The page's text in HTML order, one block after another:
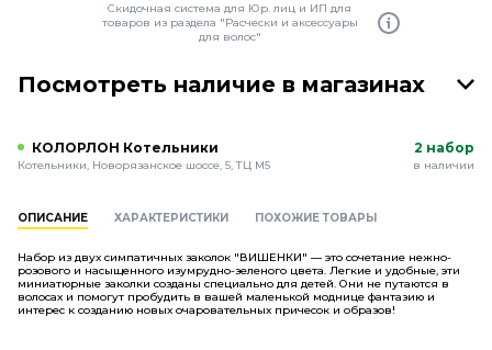
Скидочная система для Юр. лиц и ИП для
товаров из раздела "Расчески и аксессуары
для волос"
Посмотреть наличие в магазинах
КОЛОРЛОН Котельники
Котельники, Новорязанское шоссе, 5, ТЦ М5
2 набор
в наличии
ОПИСАНИЕ ХАРАКТЕРИСТИКИ ПОХОЖИЕ ТОВАРЫ
Набор из двух симпатичных заколок "ВИШЕНКИ" — это сочетание нежно-
розового и насыщенного изумрудно-зеленого цвета. Легкие и удобные, эти
миниатюрные заколки созданы специально для детей. Они не путаются в
волосах и помогут пробудить в вашей маленькой моднице фантазию и
интерес к созданию новых очаровательных причесок и образов!